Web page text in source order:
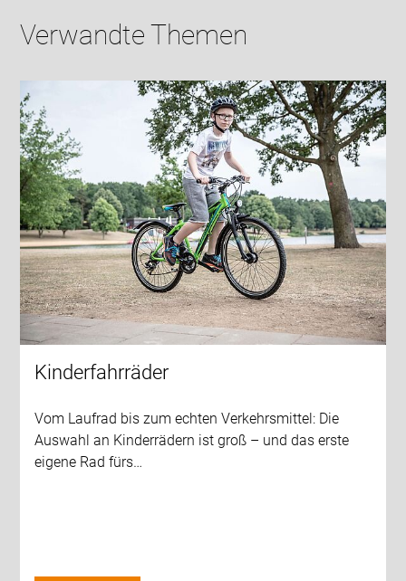
Verwandte Themen
Kinderfahrräder
Vom Laufrad bis zum echten Verkehrsmittel: Die
Auswahl an Kinderrädern ist groß – und das erste
eigene Rad fürs…